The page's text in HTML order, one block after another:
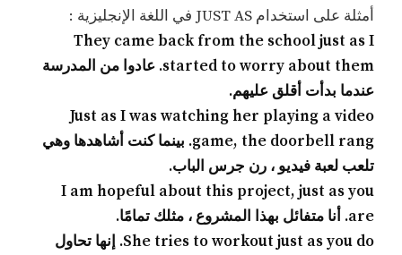
أمثلة على استخدام JUST AS في اللغة الإنجليزية :
They came back from the school just as I
started to worry about them. عادوا من المدرسة
عندما بدأت أقلق عليهم.
Just as I was watching her playing a video
game, the doorbell rang. بينما كنت أشاهدها وهي
تلعب لعبة فيديو ، رن جرس الباب.
I am hopeful about this project, just as you
are. أنا متفائل بهذا المشروع ، مثلك تمامًا.
She tries to workout just as you do. إنها تحاول